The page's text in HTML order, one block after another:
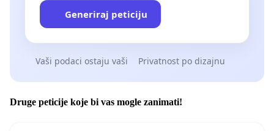
Generiraj peticiju
Vaši podaci ostaju vaši Privatnost po dizajnu
Druge peticije koje bi vas mogle zanimati!